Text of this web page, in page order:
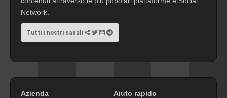
Network.
Tutti i nostri canali
Azienda Aiuto rapido